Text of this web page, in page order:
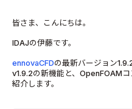
皆さま、こんにちは。
IDAJの伊藤です。
ennovaCFDの最新バージョン
v1.9.2の新機能と、OpenFOAM
紹介します。